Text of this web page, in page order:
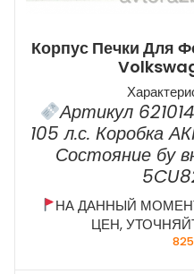
Корпус Печки Для
Артикул
105 л.с. Коробка
Состояние бу
НА ДАННЫЙ
ЦЕН,